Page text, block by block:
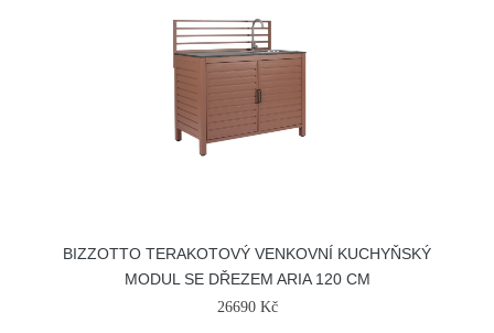
BIZZOTTO TERAKOTOVÝ VENKOVNÍ KUCHYŇSKÝ
MODUL SE DŘEZEM ARIA 120 CM
26690 Kč